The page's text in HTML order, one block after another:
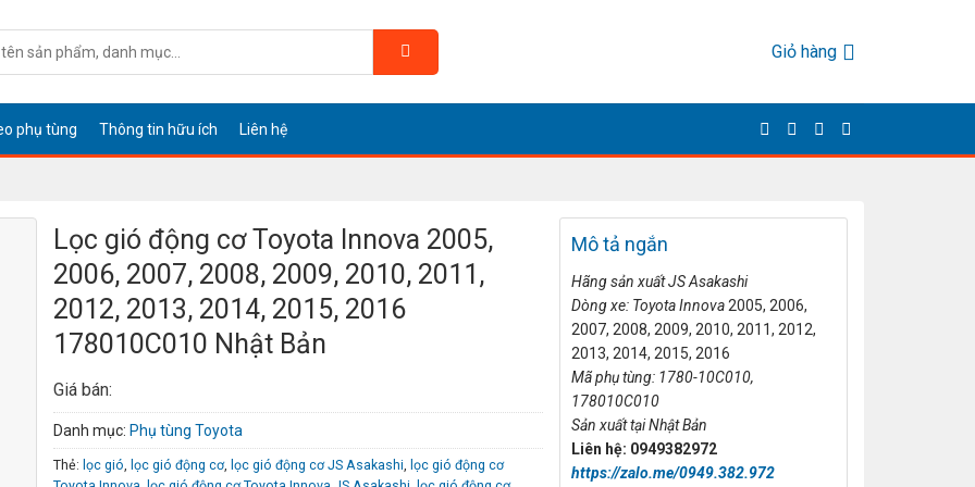
Giỏ hàng
phụ tùng Thông tin hữu ích Liên hệ
Lọc gió động cơ Toyota Innova 2005,
2006, 2007, 2008, 2009, 2010, 2011,
2012, 2013, 2014, 2015, 2016
178010C010 Nhật Bản
Giá bán:
Danh mục: Phụ tùng Toyota
Thẻ: lọc gió, lọc gió động cơ, lọc gió động cơ JS Asakashi, lọc gió động cơ
Mô tả ngắn
Hãng sản xuấtJS Asakashi
Dòng xe: Toyota Innova2005, 2006,
2007, 2008, 2009, 2010, 2011, 2012,
2013, 2014, 2015, 2016
Mã phụ tùng: 1780-10C010,
178010C010
Sản xuất tạiNhật Bản
Liên hệ: 0949382972
https://zalo.me/0949.382.972